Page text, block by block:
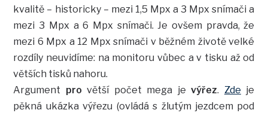
kvalitě – historicky – mezi 1,5 Mpx a 3 Mpx snímači a
mezi 3 Mpx a 6 Mpx snímači. Je ovšem pravda, že
mezi 6 Mpx a 12 Mpx snímači v běžném životě velké
rozdíly neuvidíme: na monitoru vůbec a v tisku až od
větších tisků nahoru.
Argument pro větší počet mega jevýřez. Zde je
pěkná ukázka výřezu (ovládá s žlutým jezdcem pod